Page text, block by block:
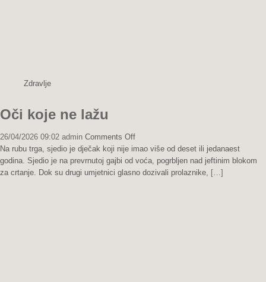
Zdravlje
Oči koje ne lažu
26/04/2026 09:02 admin Comments Offon
Oči
koje
ne
Na rubu trga, sjedio je dječak koji nije imao više od deset ili jedanaest
godina. Sjedio je na prevrnutoj gajbi od voća, pogrbljen nad jeftinim blokom
za crtanje. Dok su drugi umjetnici glasno dozivali prolaznike, […]